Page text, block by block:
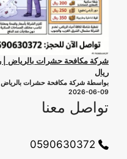
ريال
بواسطة شركة مكافحة حشرات بالرياض
2026-06-09
تواصل معنا
0590630372